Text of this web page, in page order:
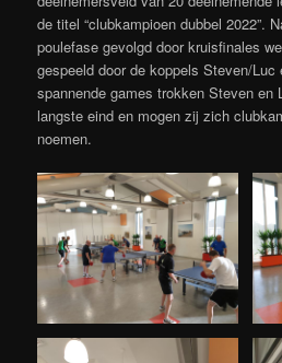
de titel “clubkampioen dubbel 2022”.
poulefase gevolgd door kruisfinales
gespeeld door de koppels Steven/Luc
spannende games trokken Steven en
langste eind en mogen zij zich
noemen.